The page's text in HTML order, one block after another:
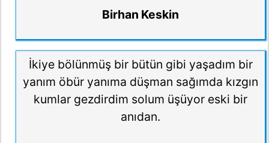
Birhan Keskin
İkiye bölünmüş bir bütün gibi yaşadım bir
yanım öbür yanıma düşman sağımda kızgın
kumlar gezdirdim solum üşüyor eski bir
anıdan.